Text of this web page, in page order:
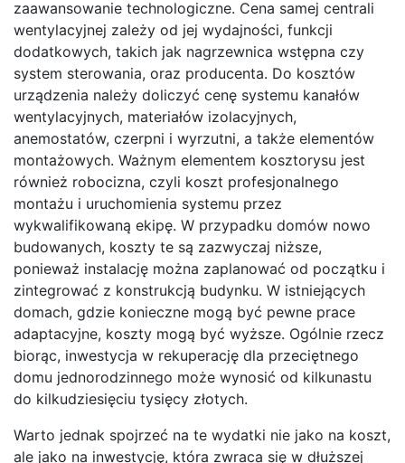
zaawansowanie technologiczne. Cena samej centrali
wentylacyjnej zależy od jej wydajności, funkcji
dodatkowych, takich jak nagrzewnica wstępna czy
system sterowania, oraz producenta. Do kosztów
urządzenia należy doliczyć cenę systemu kanałów
wentylacyjnych, materiałów izolacyjnych,
anemostatów, czerpni i wyrzutni, a także elementów
montażowych. Ważnym elementem kosztorysu jest
również robocizna, czyli koszt profesjonalnego
montażu i uruchomienia systemu przez
wykwalifikowaną ekipę. W przypadku domów nowo
budowanych, koszty te są zazwyczaj niższe,
ponieważ instalację można zaplanować od początku i
zintegrować z konstrukcją budynku. W istniejących
domach, gdzie konieczne mogą być pewne prace
adaptacyjne, koszty mogą być wyższe. Ogólnie rzecz
biorąc, inwestycja w rekuperację dla przeciętnego
domu jednorodzinnego może wynosić od kilkunastu
do kilkudziesięciu tysięcy złotych.
Warto jednak spojrzeć na te wydatki nie jako na koszt,
ale jako na inwestycję, która zwraca się w dłuższej